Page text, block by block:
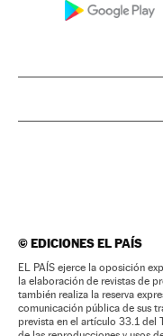
©EDICIONES EL PAÍS
EL PAÍS ejerce la oposición
la elaboración de revistas de
también realiza la reserva
comunicación pública de sus
prevista en el artículo 33.1 del